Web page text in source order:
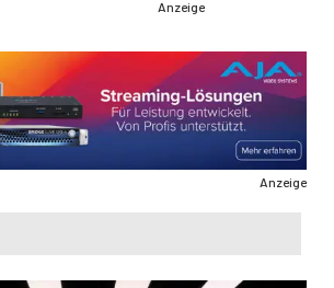
Anzeige
Anzeige